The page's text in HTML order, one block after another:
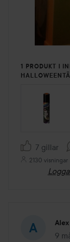
1 PRODUKT I
7 gillar
2130 visningar
Alex
9